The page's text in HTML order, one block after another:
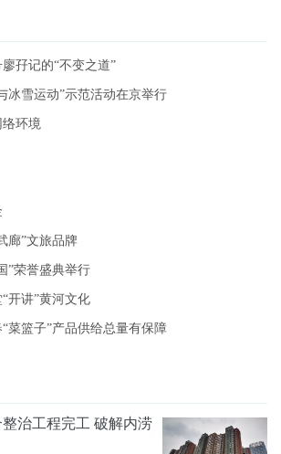
孖记的“不变之道”
冰雪运动”示范活动在京举行
环境
廊”文旅品牌
”荣誉盛典举行
开讲”黄河文化
菜篮子”产品供给总量有保障
程完工 破解内涝